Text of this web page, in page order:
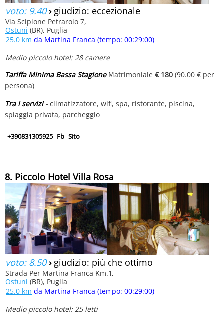
voto: 9.40› giudizio: eccezionale
Via Scipione Petrarolo 7,
Ostuni (BR), Puglia
25.0 km da Martina Franca (tempo: 00:29:00)
Medio piccolo hotel: 28 camere
Tariffa Minima Bassa StagioneMatrimoniale € 180 (90.00 € per
persona)
Tra i servizi -climatizzatore, wifi, spa, ristorante, piscina,
spiaggia privata, parcheggio
+390831305925 Fb Sito
8. Piccolo Hotel Villa Rosa
voto: 8.50› giudizio: più che ottimo
Strada Per Martina Franca Km.1,
Ostuni (BR), Puglia
25.0 km da Martina Franca (tempo: 00:29:00)
Medio piccolo hotel: 25 letti